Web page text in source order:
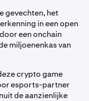
gevechten, het
in een open
een onchain
miljoenenkas van
crypto game
esports-partner
de aanzienlijke